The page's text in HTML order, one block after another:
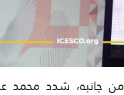
من جانبه، شدد محمد